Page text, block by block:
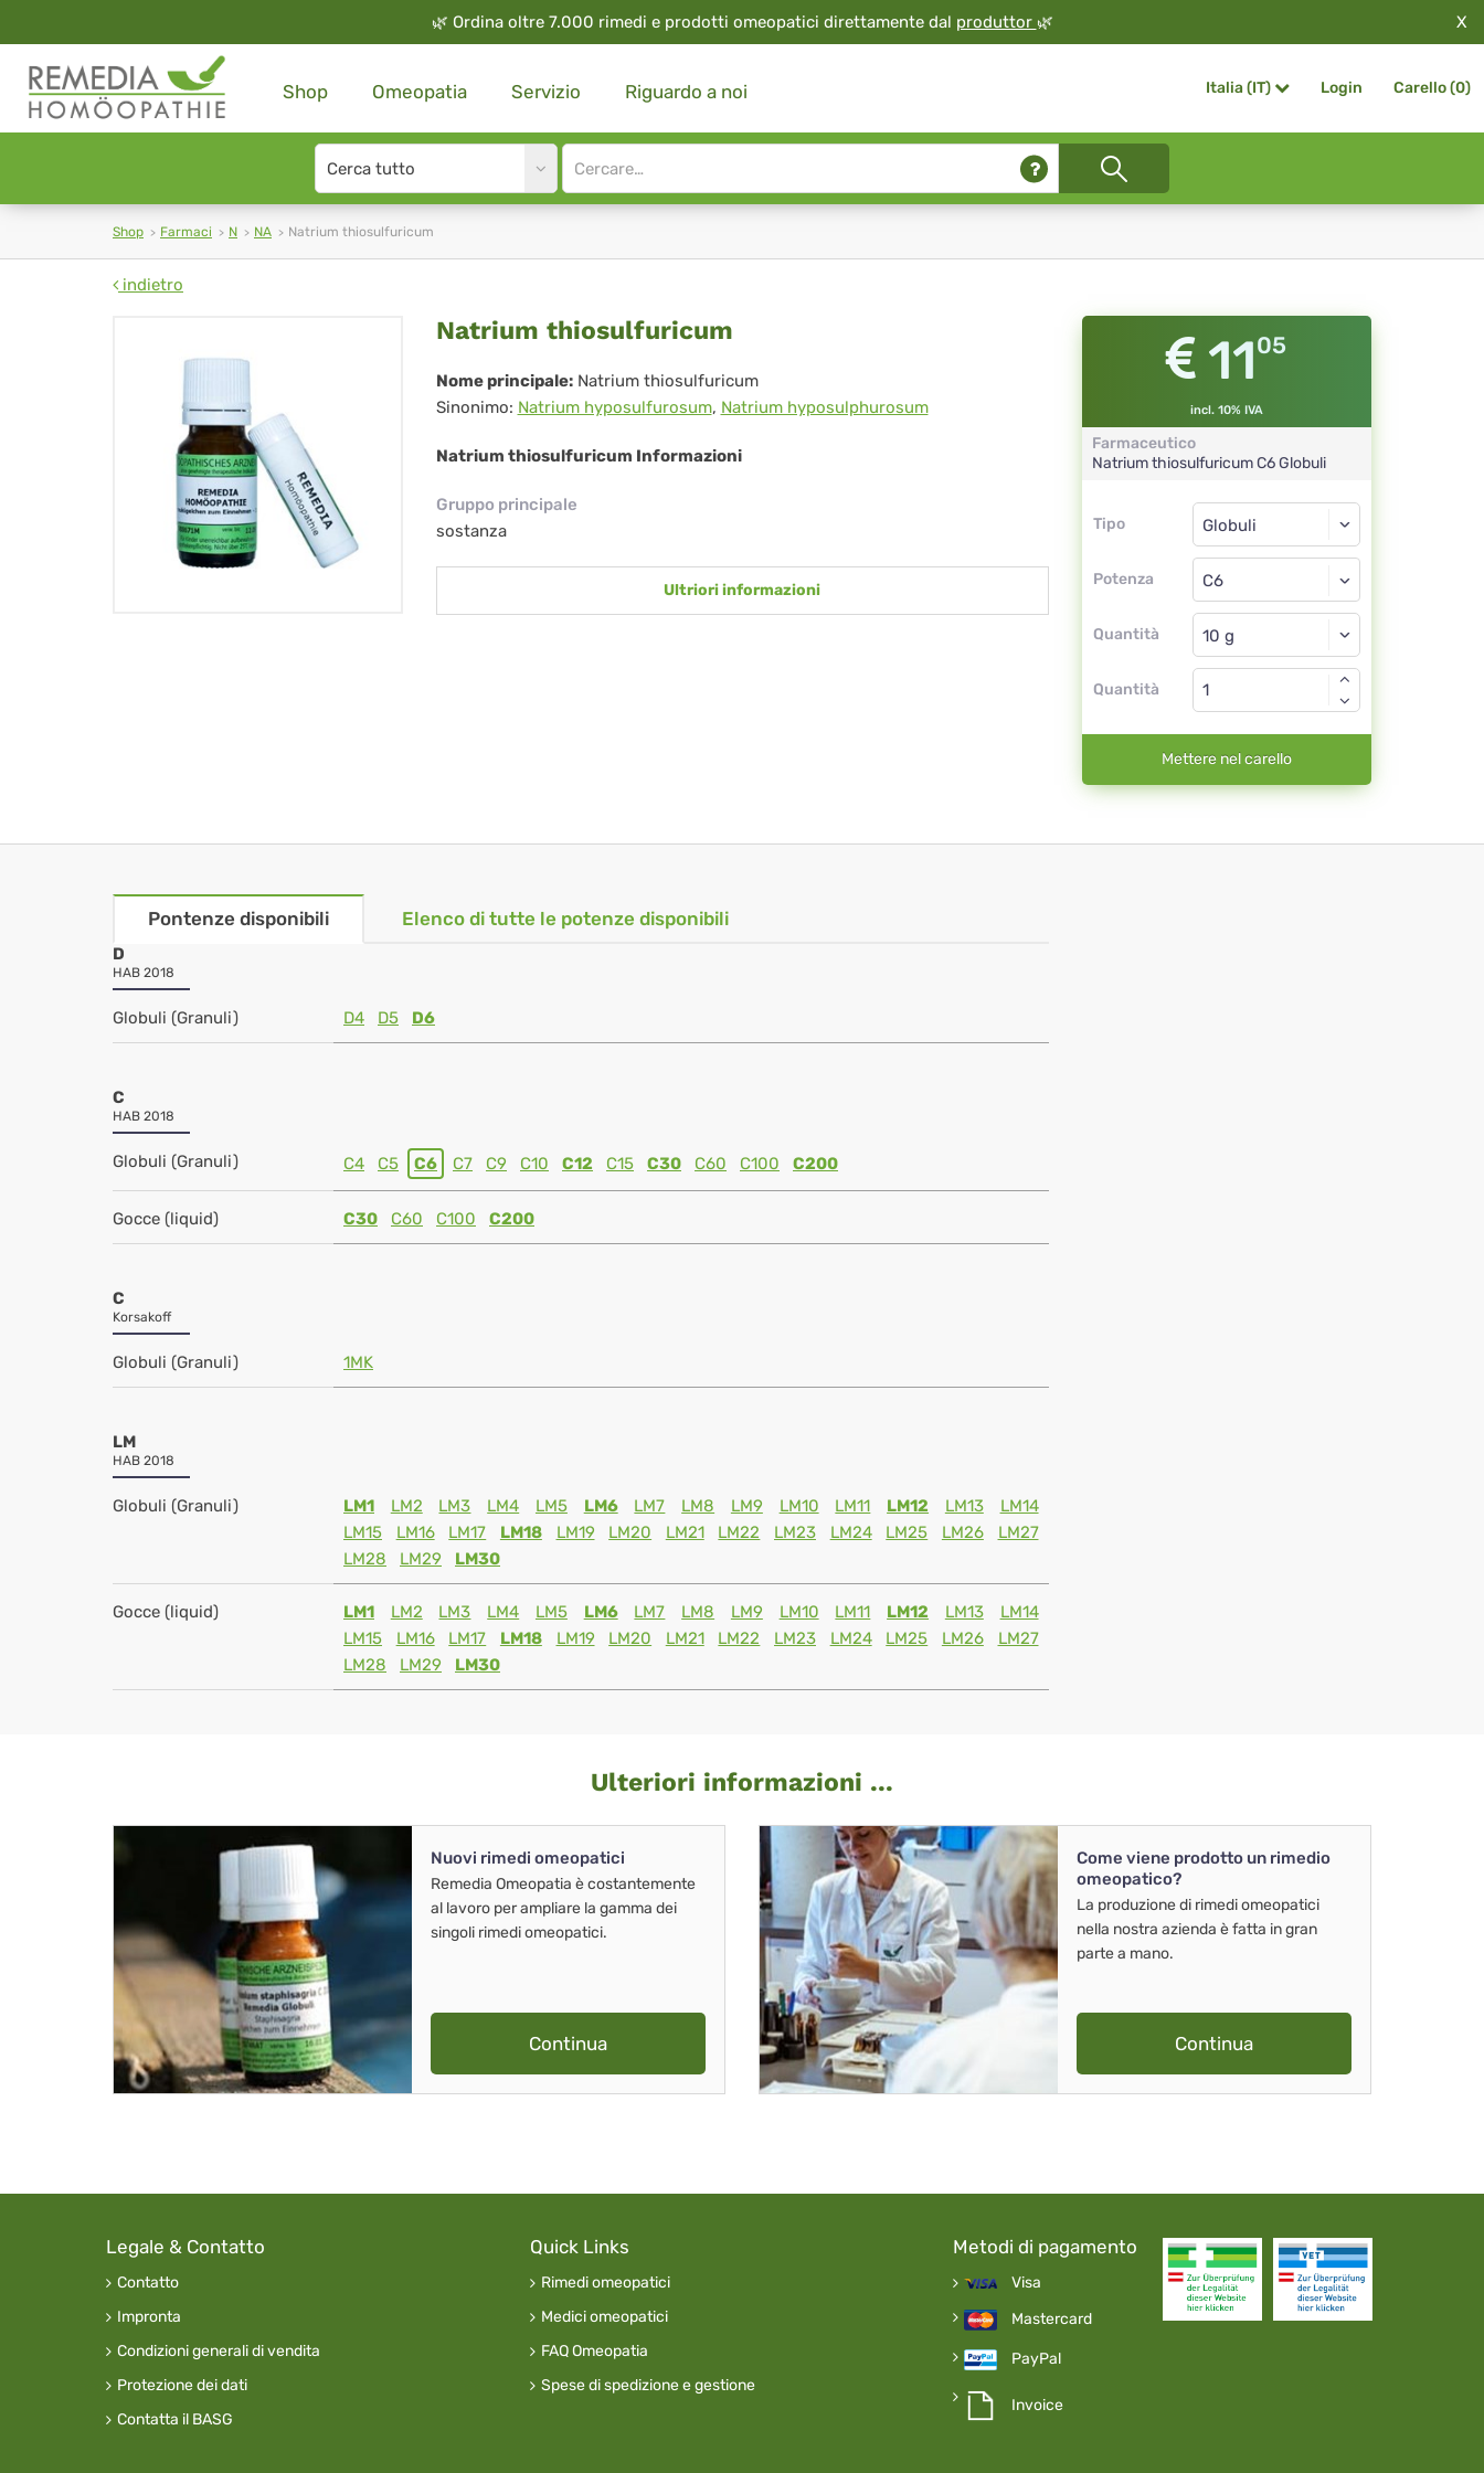
🌿 Ordina oltre 7.000 rimedi e prodotti omeopatici direttamente dal produttor 🌿 X
Shop Omeopatia Servizio Riguardo a noi Italia (IT) Login Carello (0)
Search
type
Site
search
Shop Farmaci N NA Natrium thiosulfuricum
indietro
Natrium
thiosulfuricum
Natrium thiosulfuricum
Nome principale: Natrium thiosulfuricum
Sinonimo: Natrium hyposulfurosum, Natrium hyposulphurosum
Natrium thiosulfuricum Informazioni
Gruppo principale
sostanza
Ultriori informazioni
1105
incl. 10% IVA
Farmaceutico
Natrium thiosulfuricumC6 Globuli
Tipo
Tipo
Potenza
Globuli
C6
Quantità
Globuli
Quantità
Mettere nel carello
Pontenze disponibili Elenco di tutte le potenze disponibili
D
HAB 2018
Globuli (Granuli) D4 D5 D6
C
HAB 2018
Globuli (Granuli) C4 C5 C6 C7 C9 C10 C12 C15 C30 C60 C100 C200
Gocce (liquid) C30 C60 C100 C200
C
Korsakoff
Globuli (Granuli) 1MK
LM
HAB 2018
Globuli (Granuli) LM1 LM2 LM3 LM4 LM5 LM6 LM7 LM8 LM9 LM10 LM11 LM12 LM13
LM14
LM15
LM16 LM17 LM18 LM19 LM20 LM21 LM22 LM23 LM24 LM25 LM26
LM27
LM28
LM29 LM30
Gocce (liquid) LM1 LM2 LM3 LM4 LM5 LM6 LM7 LM8 LM9 LM10 LM11 LM12 LM13
LM14
LM15
LM16 LM17 LM18 LM19 LM20 LM21 LM22 LM23 LM24 LM25 LM26
LM27
LM28
LM29 LM30
Ulteriori informazioni ...
Nuovi rimedi omeopatici
Remedia Omeopatia è costantemente
al lavoro per ampliare la gamma dei
singoli rimedi omeopatici.
Continua
Come viene prodotto un rimedio
omeopatico?
La produzione di rimedi omeopatici
nella nostra azienda è fatta in gran
parte a mano.
Continua
Legale & Contatto
Contatto
Impronta
Condizioni generali di vendita
Protezione dei dati
Contatta il BASG
Quick Links
Rimedi omeopatici
Medici omeopatici
FAQ Omeopatia
Spese di spedizione e gestione
Metodi di pagamento
Visa
Mastercard
PayPal
Invoice